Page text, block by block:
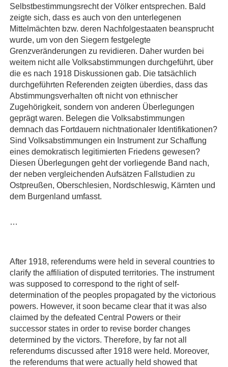
Selbstbestimmungsrecht der Völker entsprechen. Bald
zeigte sich, dass es auch von den unterlegenen
Mittelmächten bzw. deren Nachfolgestaaten beansprucht
wurde, um von den Siegern festgelegte
Grenzveränderungen zu revidieren. Daher wurden bei
weitem nicht alle Volksabstimmungen durchgeführt, über
die es nach 1918 Diskussionen gab. Die tatsächlich
durchgeführten Referenden zeigten überdies, dass das
Abstimmungsverhalten oft nicht von ethnischer
Zugehörigkeit, sondern von anderen Überlegungen
geprägt waren. Belegen die Volksabstimmungen
demnach das Fortdauern nichtnationaler Identifikationen?
Sind Volksabstimmungen ein Instrument zur Schaffung
eines demokratisch legitimierten Friedens gewesen?
Diesen Überlegungen geht der vorliegende Band nach,
der neben vergleichenden Aufsätzen Fallstudien zu
Ostpreußen, Oberschlesien, Nordschleswig, Kärnten und
dem Burgenland umfasst.
After 1918, referendums were held in several countries to
clarify the affiliation of disputed territories. The instrument
was supposed to correspond to the right of self-
determination of the peoples propagated by the victorious
powers. However, it soon became clear that it was also
claimed by the defeated Central Powers or their
successor states in order to revise border changes
determined by the victors. Therefore, by far not all
referendums discussed after 1918 were held. Moreover,
the referendums that were actually held showed that